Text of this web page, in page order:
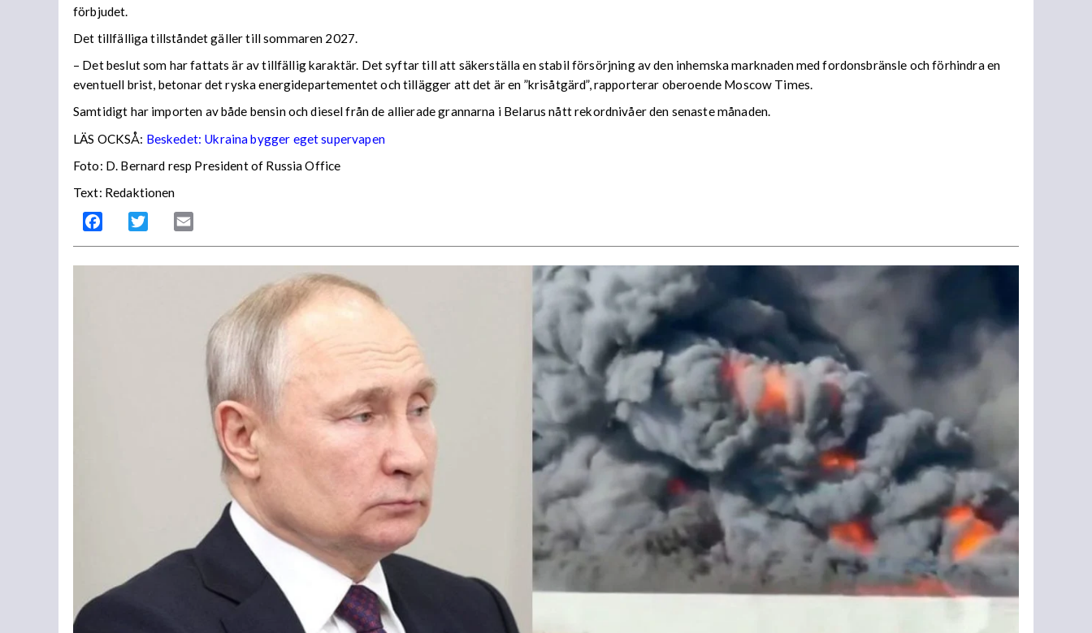
förbjudet.
Det tillfälliga tillståndet gäller till sommaren 2027.
– Det beslut som har fattats är av tillfällig karaktär. Det syftar till att säkerställa en stabil försörjning av den inhemska marknaden med fordonsbränsle och förhindra en
eventuell brist, betonar det ryska energidepartementet och tillägger att det är en ”krisåtgärd”, rapporterar oberoende Moscow Times.
Samtidigt har importen av både bensin och diesel från de allierade grannarna i Belarus nått rekordnivåer den senaste månaden.
LÄS OCKSÅ: Beskedet: Ukraina bygger eget supervapen
Foto: D. Bernard resp President of Russia Office
Text: Redaktionen
Facebook Twitter